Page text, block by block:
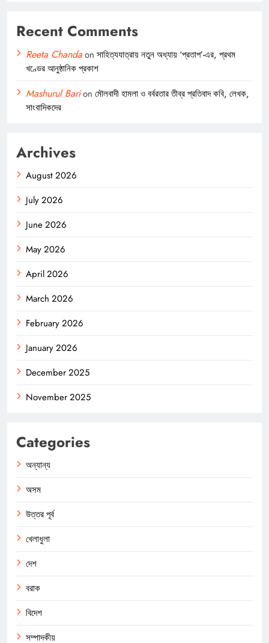
Recent Comments
Reeta Chandaon সাহিত্যযাত্রায় নতুন অধ্যায় ‘প্রতাপ’-এর, প্রথম
খণ্ডের আনুষ্ঠানিক প্রকাশ
Mashurul Barion মৌলবাদী হামলা ও বর্বরতার তীব্র প্রতিবাদ কবি, লেখক,
সাংবাদিকদের
Archives
August 2026
July 2026
June 2026
May 2026
April 2026
March 2026
February 2026
January 2026
December 2025
November 2025
Categories
অন্যান্য
অসম
উত্তর পূর্ব
খেলাধুলা
দেশ
বরাক
বিদেশ
সম্পাদকীয়